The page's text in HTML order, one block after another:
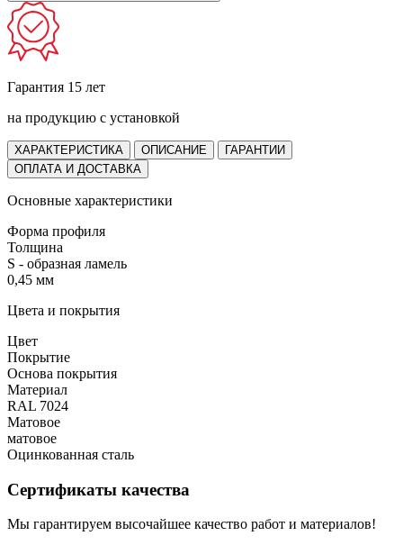
Гарантия 15 лет
на продукцию с установкой
ХАРАКТЕРИСТИКА ОПИСАНИЕ
ГАРАНТИИ
ОПЛАТА И ДОСТАВКА
Основные характеристики
Форма профиля
Толщина
S - образная ламель
0,45 мм
Цвета и покрытия
Цвет
Покрытие
Основа покрытия
Материал
RAL 7024
Матовое
матовое
Оцинкованная сталь
Сертификаты качества
Мы гарантируем высочайшее качество работ и материалов!